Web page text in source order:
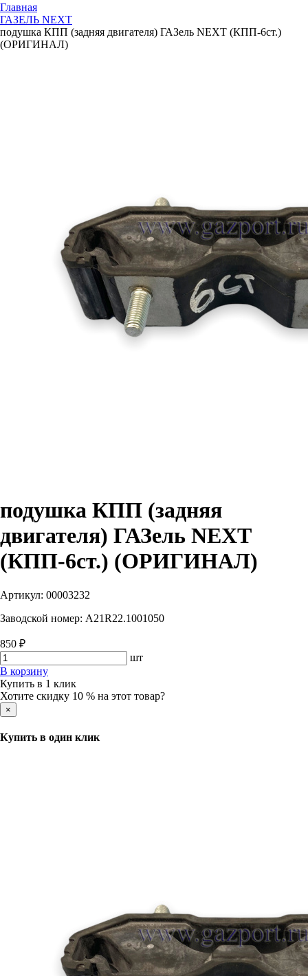
Главная
ГАЗЕЛЬ NEXT
подушка КПП (задняя двигателя) ГАЗель NEXT (КПП-6ст.)
(ОРИГИНАЛ)
подушка КПП (задняя
двигателя) ГАЗель NEXT
(КПП-6ст.) (ОРИГИНАЛ)
Артикул: 00003232
Заводской номер: A21R22.1001050
850 ₽
шт
В корзину
Купить в 1 клик
Хотите скидку 10 % на этот товар?
×
Купить в один клик